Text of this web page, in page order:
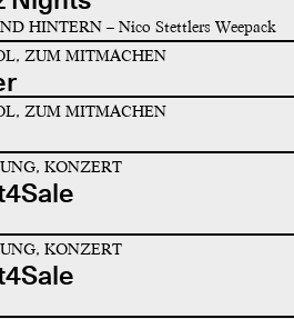
HINTERN – Nico Stettlers Weepack
ZUM MITMACHEN
ZUM MITMACHEN
KONZERT
KONZERT